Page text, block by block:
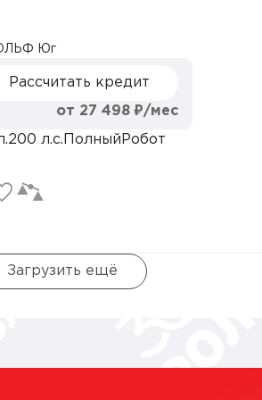
удержания
защиты от защемления и
Юг
Рассчитать кредит
от 27 498 ₽/мес
200 л.с. Полный Робот
Загрузить ещё